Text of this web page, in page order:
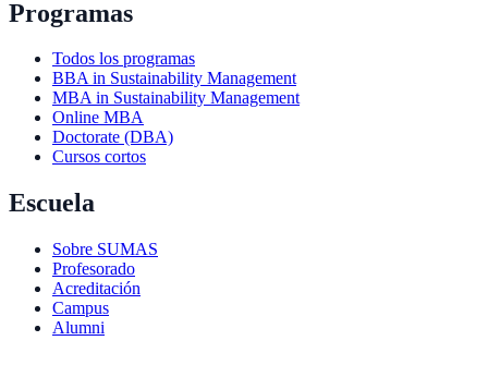
Programas
Todos los programas
BBA in Sustainability Management
MBA in Sustainability Management
Online MBA
Doctorate (DBA)
Cursos cortos
Escuela
Sobre SUMAS
Profesorado
Acreditación
Campus
Alumni